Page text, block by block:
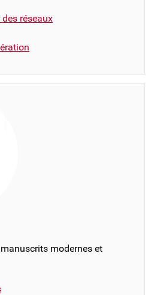
réseaux
modernes et